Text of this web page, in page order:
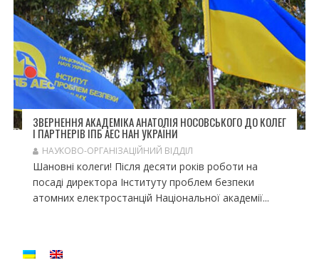
ЗВЕРНЕННЯ АКАДЕМІКА АНАТОЛІЯ НОСОВСЬКОГО ДО КОЛЕГ
І ПАРТНЕРІВ ІПБ АЕС НАН УКРАЇНИ
НАУКОВО-ОРГАНІЗАЦІЙНИЙ ВІДДІЛ
Шановні колеги! Після десяти років роботи на
посаді директора Інституту проблем безпеки
атомних електростанцій Національної академії...